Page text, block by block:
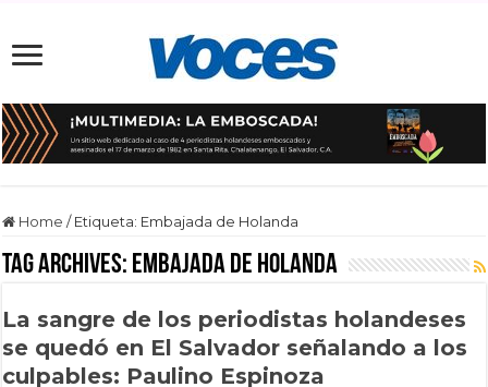
Home / Etiqueta: Embajada de Holanda
Tag Archives: Embajada de Holanda
La sangre de los periodistas holandeses
se quedó en El Salvador señalando a los
culpables: Paulino Espinoza